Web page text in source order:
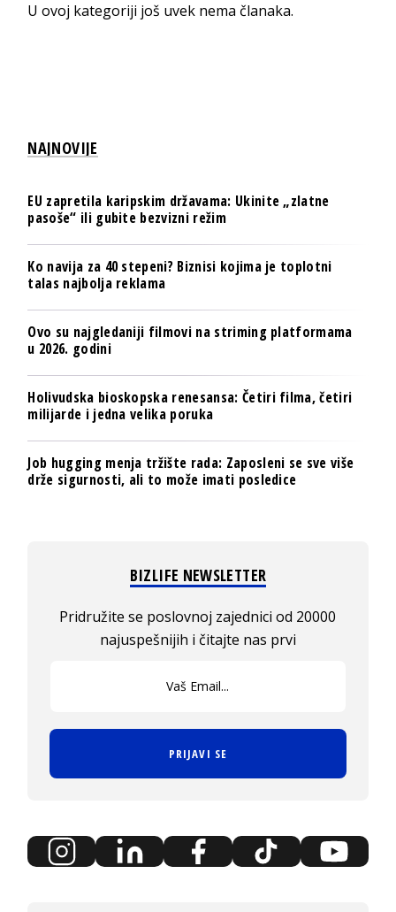
U ovoj kategoriji još uvek nema članaka.
NAJNOVIJE
EU zapretila karipskim državama: Ukinite „zlatne
pasoše“ ili gubite bezvizni režim
Ko navija za 40 stepeni? Biznisi kojima je toplotni
talas najbolja reklama
Ovo su najgledaniji filmovi na striming platformama
u 2026. godini
Holivudska bioskopska renesansa: Četiri filma, četiri
milijarde i jedna velika poruka
Job hugging menja tržište rada: Zaposleni se sve više
drže sigurnosti, ali to može imati posledice
BIZLIFE NEWSLETTER
Pridružite se poslovnoj zajednici od 20000
najuspešnijih i čitajte nas prvi
PRIJAVI SE